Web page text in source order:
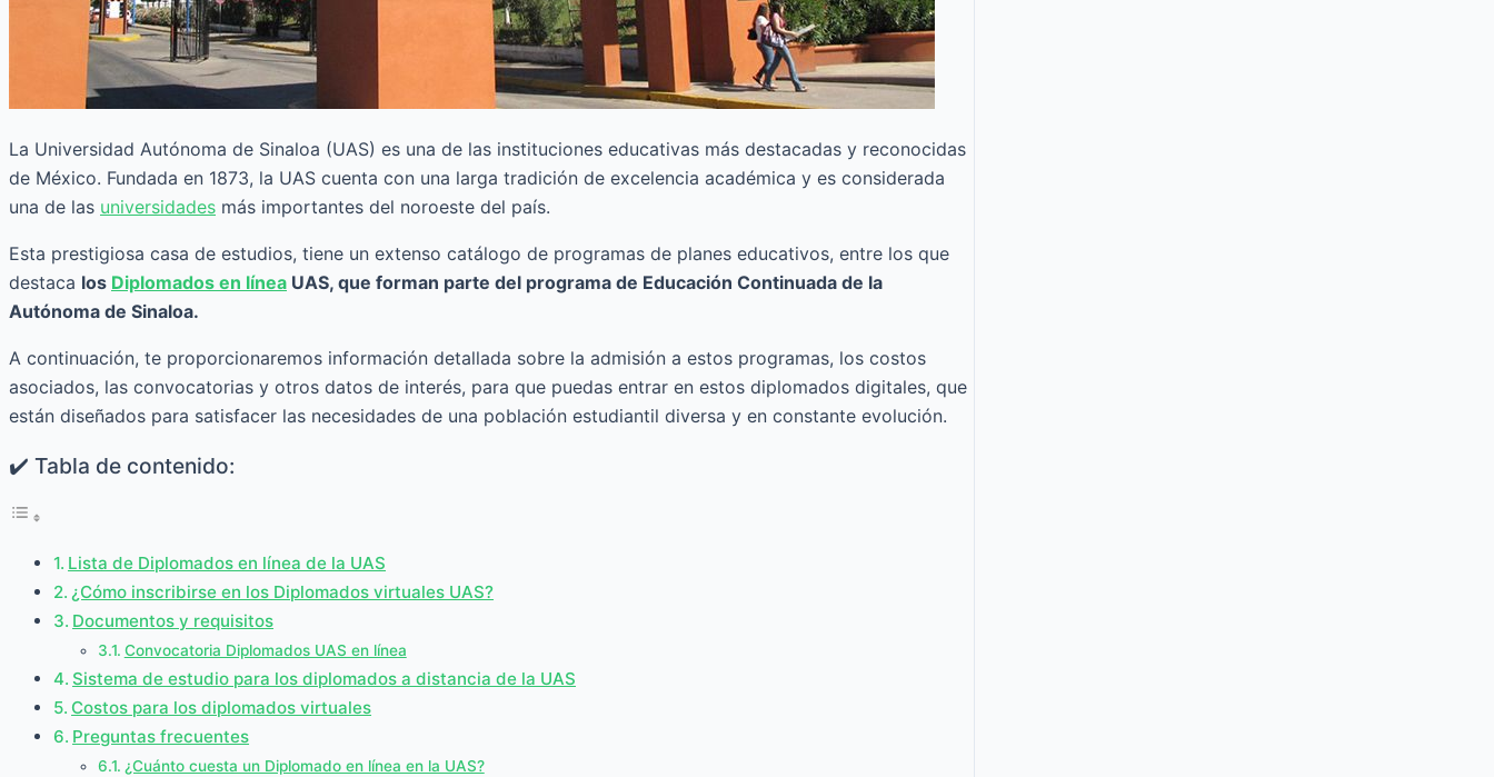
La Universidad Autónoma de Sinaloa (UAS) es una de las instituciones educativas más destacadas y reconocidas
de México. Fundada en 1873, la UAS cuenta con una larga tradición de excelencia académica y es considerada
una de las universidades más importantes del noroeste del país.
Esta prestigiosa casa de estudios, tiene un extenso catálogo de programas de planes educativos, entre los que
destaca los Diplomados en línea UAS, que forman parte del programa de Educación Continuada de la
Autónoma de Sinaloa.
A continuación, te proporcionaremos información detallada sobre la admisión a estos programas, los costos
asociados, las convocatorias y otros datos de interés, para que puedas entrar en estos diplomados digitales, que
están diseñados para satisfacer las necesidades de una población estudiantil diversa y en constante evolución.
✔️ Tabla de contenido:
Lista de Diplomados en línea de la UAS
¿Cómo inscribirse en los Diplomados virtuales UAS?
Documentos y requisitos
Convocatoria Diplomados UAS en línea
Sistema de estudio para los diplomados a distancia de la UAS
Costos para los diplomados virtuales
Preguntas frecuentes
¿Cuánto cuesta un Diplomado en línea en la UAS?